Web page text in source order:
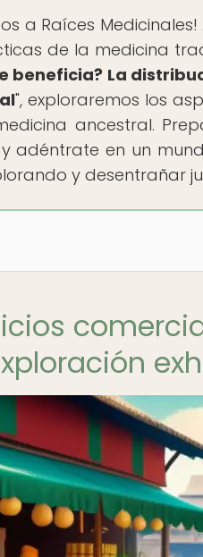
a Raíces
de la medicina
beneficia? La
", exploraremos los
ancestral.
adéntrate en un
y desentrañar